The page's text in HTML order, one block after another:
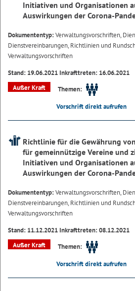
Initiativen und Organisationen
Auswirkungen der Corona-
Dokumententyp:Verwaltungsvorschriften,
Dienstvereinbarungen, Richtlinien und
Verwaltungsvorschriften
Stand: 19.06.2021 Inkrafttreten: 16.06.2021
Außer Kraft
Themen:
Vorschrift direkt aufrufen
Richtlinie für die Gewährung
für gemeinnützige Vereine und
Initiativen und Organisationen
Auswirkungen der Corona-
Dokumententyp:Verwaltungsvorschriften,
Dienstvereinbarungen, Richtlinien und
Verwaltungsvorschriften
Stand: 11.12.2021 Inkrafttreten: 08.12.2021
Außer Kraft
Themen:
Vorschrift direkt aufrufen